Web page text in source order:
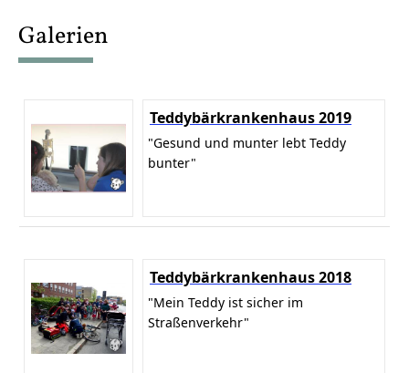
Galerien
Teddybärkrankenhaus 2019
"Gesund und munter lebt Teddy
bunter"
Teddybärkrankenhaus 2018
"Mein Teddy ist sicher im
Straßenverkehr"